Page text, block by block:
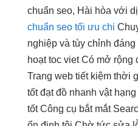
chuẩn seo, Hài hòa với
chuẩn seo tối ưu chi
nghiệp và tùy chỉnh đáng
hoạttoc viet Có mở rộng
Trang web tiết kiệm thời
tốtđạt đồ nhanh vật hạng
tốtCông cụ bắt mắt